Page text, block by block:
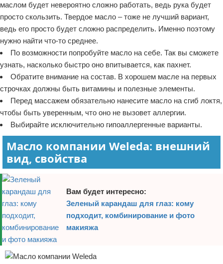
маслом будет невероятно сложно работать, ведь рука будет
просто скользить. Твердое масло – тоже не лучший вариант,
ведь его просто будет сложно распределить. Именно поэтому
нужно найти что-то среднее.
По возможности попробуйте масло на себе. Так вы сможете
узнать, насколько быстро оно впитывается, как пахнет.
Обратите внимание на состав. В хорошем масле на первых
строчках должны быть витамины и полезные элементы.
Перед массажем обязательно нанесите масло на сгиб локтя,
чтобы быть уверенным, что оно не вызовет аллергии.
Выбирайте исключительно гипоаллергенные варианты.
Масло компании Weleda: внешний
вид, свойства
Вам будет интересно:
Зеленый карандаш для глаз: кому
подходит, комбинирование и фото
макияжа